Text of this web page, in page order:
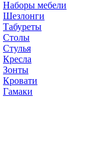
Наборы мебели
Шезлонги
Табуреты
Столы
Стулья
Кресла
Зонты
Кровати
Гамаки